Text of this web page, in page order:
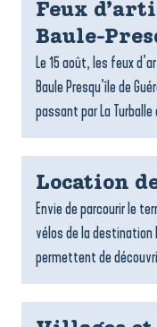
Feux
Baule-
Le 15 août, les feux
Baule Presqu’île de
passant par La Turballe
Location
Envie de parcourir le
vélos de la destination
permettent de